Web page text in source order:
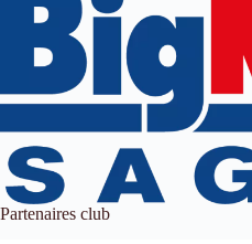
Partenaires club